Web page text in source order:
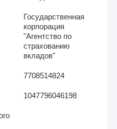
Государственная
корпорация
"Агентство по
страхованию
вкладов"
7708514824
1047796046198